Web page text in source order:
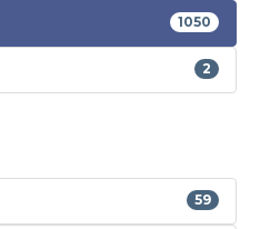
1050
2
59